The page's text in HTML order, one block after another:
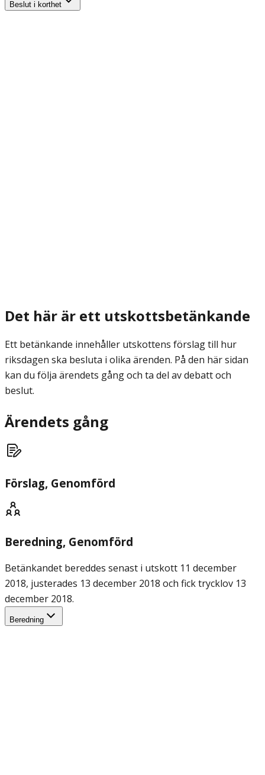
Beslut i korthet
Det här är ett utskottsbetänkande
Ett betänkande innehåller utskottens förslag till hur
riksdagen ska besluta i olika ärenden. På den här sidan
kan du följa ärendets gång och ta del av debatt och
beslut.
Ärendets gång
Förslag, Genomförd
Beredning, Genomförd
Betänkandet bereddes senast i utskott 11 december
2018, justerades 13 december 2018 och fick trycklov 13
december 2018.
Beredning